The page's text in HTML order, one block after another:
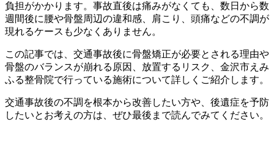
負担がかかります。事故直後は痛みがなくても、数日から数
週間後に腰や骨盤周辺の違和感、肩こり、頭痛などの不調が
現れるケースも少なくありません。
この記事では、交通事故後に骨盤矯正が必要とされる理由や
骨盤のバランスが崩れる原因、放置するリスク、金沢市えみ
ふる整骨院で行っている施術について詳しくご紹介します。
交通事故後の不調を根本から改善したい方や、後遺症を予防
したいとお考えの方は、ぜひ最後まで読んでみてください。